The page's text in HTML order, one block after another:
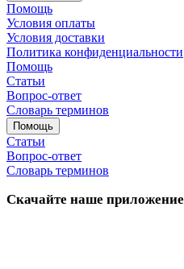
Помощь
Условия оплаты
Условия доставки
Политика конфиденциальности
Помощь
Статьи
Вопрос-ответ
Словарь терминов
Помощь
Статьи
Вопрос-ответ
Словарь терминов
Скачайте наше приложение